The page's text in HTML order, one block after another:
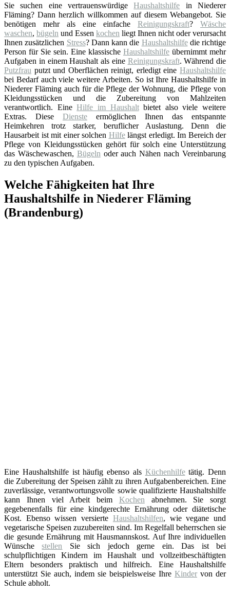
Sie suchen eine vertrauenswürdigeHaushaltshilfe in Niederer
Fläming? Dann herzlich willkommen auf diesem Webangebot. Sie
benötigen mehr als eine einfache Reinigungskraft? Wäsche
waschen, bügeln und Essen kochen liegt Ihnen nicht oder verursacht
Ihnen zusätzlichen Stress? Dann kann die Haushaltshilfedie richtige
Person für Sie sein. Eine klassische Haushaltshilfe übernimmt mehr
Aufgaben in einem Haushalt als eine Reinigungskraft. Während die
Putzfrau putzt und Oberflächen reinigt, erledigt eine Haushaltshilfe
bei Bedarf auch viele weitere Arbeiten. So ist Ihre Haushaltshilfe in
Niederer Fläming auch für die Pflege der Wohnung, die Pflege von
Kleidungsstücken und die Zubereitung von Mahlzeiten
verantwortlich. EineHilfe im Haushaltbietet also viele weitere
Extras. Diese Dienste ermöglichen Ihnen das entspannte
Heimkehren trotz starker, beruflicher Auslastung. Denn die
Hausarbeit ist mit einer solchen Hilfelängst erledigt. Im Bereich der
Pflege von Kleidungsstücken gehört für solch eine Unterstützung
das Wäschewaschen, Bügeln oder auch Nähen nach Vereinbarung
zu den typischen Aufgaben.
Welche Fähigkeiten hat Ihre
Haushaltshilfe in Niederer Fläming
(Brandenburg)
Eine Haushaltshilfe ist häufig ebenso als Küchenhilfetätig. Denn
die Zubereitung der Speisen zählt zu ihren Aufgabenbereichen. Eine
zuverlässige, verantwortungsvolle sowie qualifizierte Haushaltshilfe
kann Ihnen viel Arbeit beim Kochen abnehmen. Sie sorgt
gegebenenfalls für eine kindgerechte Ernährung oder diätetische
Kost. Ebenso wissen versierte Haushaltshilfen, wie vegane und
vegetarische Speisen zuzubereiten sind. Im Regelfall beherrschen sie
die gesunde Ernährung mit Hausmannskost. Auf Ihre individuellen
Wünschestellen Sie sich jedoch gerne ein. Das ist bei
schulpflichtigen Kindern im Haushalt und vollzeitbeschäftigten
Eltern besonders praktisch und hilfreich. Eine Haushaltshilfe
unterstützt Sie auch, indem sie beispielsweise Ihre Kinder von der
Schule abholt.